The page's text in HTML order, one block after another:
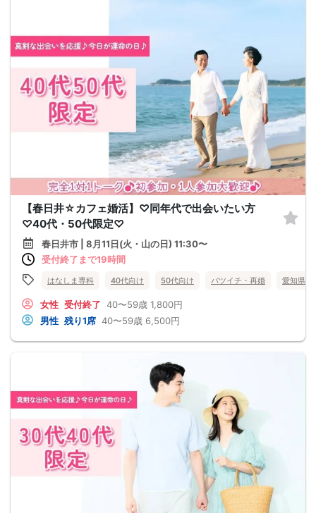
【春日井☆カフェ婚活】♡同年代で出会いたい方
♡40代・50代限定♡
春日井市 | 8月11日(火・山の日) 11:30〜
受付終了まで19時間
はなしま専科 40代向け 50代向け バツイチ・再婚 愛知県
女性 受付終了 40〜59歳 1,800円
男性 残り1席 40〜59歳 6,500円